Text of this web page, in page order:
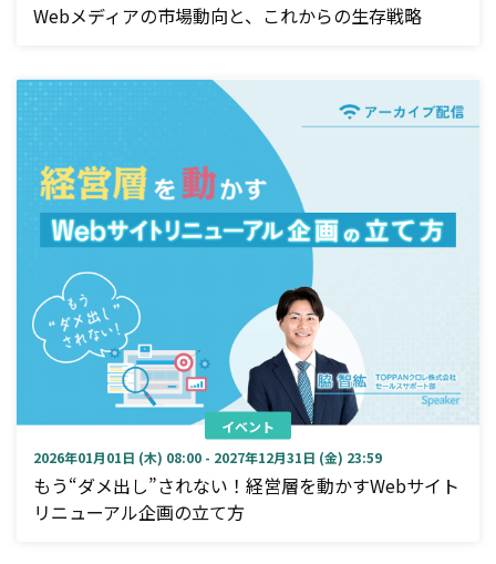
Webメディアの市場動向と、これからの生存戦略
イベント
2026年01月01日 (木) 08:00 - 2027年12月31日 (金) 23:59
もう“ダメ出し”されない！経営層を動かすWebサイト
リニューアル企画の立て方